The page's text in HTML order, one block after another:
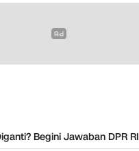
Begini Jawaban DPR RI